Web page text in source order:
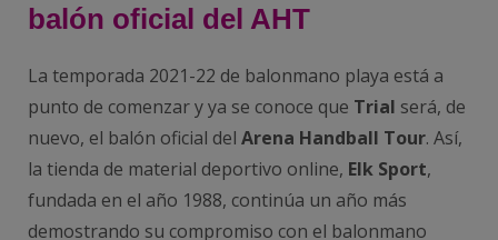
balón oficial del AHT
La temporada 2021-22 de balonmano playa está a
punto de comenzar y ya se conoce que Trial será, de
nuevo, el balón oficial del Arena Handball Tour. Así,
la tienda de material deportivo online, Elk Sport,
fundada en el año 1988, continúa un año más
demostrando su compromiso con el balonmano